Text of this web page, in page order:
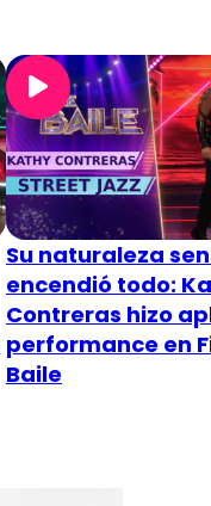
Su naturaleza
encendió todo:
Contreras hizo
performance en
Baile